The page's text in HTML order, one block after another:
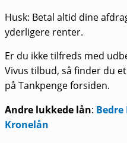
Husk: Betal altid dine
yderligere renter.
Er du ikke tilfreds med
Vivus tilbud, så finder du
på Tankpenge forsiden.
Andre lukkede lån:
Kronelån